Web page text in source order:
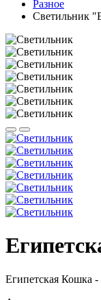
Разное
Светильник
Египетская Кошка